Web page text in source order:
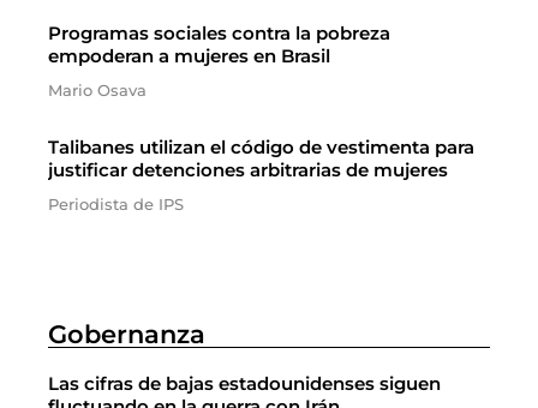
Programas sociales contra la pobreza
empoderan a mujeres en Brasil
Mario Osava
Talibanes utilizan el código de vestimenta para
justificar detenciones arbitrarias de mujeres
Periodista de IPS
Gobernanza
Las cifras de bajas estadounidenses siguen